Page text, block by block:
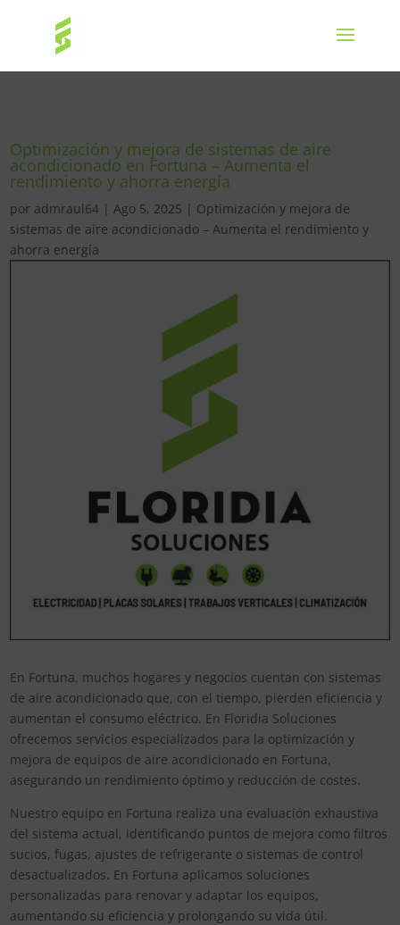
Optimización y mejora de sistemas de aire
acondicionado en Fortuna – Aumenta el
rendimiento y ahorra energía
por admraul64 |Ago 5, 2025 | Optimización y mejora de
sistemas de aire acondicionado – Aumenta el rendimiento y
ahorra energía
En Fortuna, muchos hogares y negocios cuentan con sistemas
de aire acondicionado que, con el tiempo, pierden eficiencia y
aumentan el consumo eléctrico. En Floridia Soluciones
ofrecemos servicios especializados para la optimización y
mejora de equipos de aire acondicionado en Fortuna,
asegurando un rendimiento óptimo y reducción de costes.
Nuestro equipo en Fortuna realiza una evaluación exhaustiva
del sistema actual, identificando puntos de mejora como filtros
sucios, fugas, ajustes de refrigerante o sistemas de control
desactualizados. En Fortuna aplicamos soluciones
personalizadas para renovar y adaptar los equipos,
aumentando su eficiencia y prolongando su vida útil.